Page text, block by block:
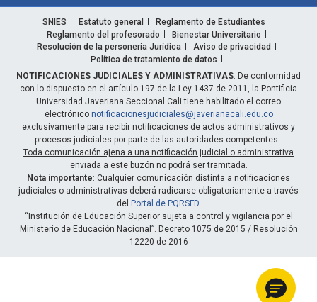
SNIES Estatuto general
Reglamento de Estudiantes
Reglamento del profesorado
Bienestar Universitario
Resolución de la personería Jurídica
Aviso de privacidad
Política de tratamiento de datos
NOTIFICACIONES JUDICIALES Y ADMINISTRATIVAS: De conformidad
con lo dispuesto en el artículo 197 de la Ley 1437 de 2011, la Pontificia
Universidad Javeriana Seccional Cali tiene habilitado el correo
electrónico notificacionesjudiciales@javerianacali.edu.co
exclusivamente para recibir notificaciones de actos administrativos y
procesos judiciales por parte de las autoridades competentes.
Toda comunicación ajena a una notificación judicial o administrativa
enviada a este buzón no podrá ser tramitada.
Nota importante: Cualquier comunicación distinta a notificaciones
judiciales o administrativas deberá radicarse obligatoriamente a través
del Portal de PQRSFD.
“Institución de Educación Superior sujeta a control y vigilancia por el
Ministerio de Educación Nacional”. Decreto 1075 de 2015 / Resolución
12220 de 2016